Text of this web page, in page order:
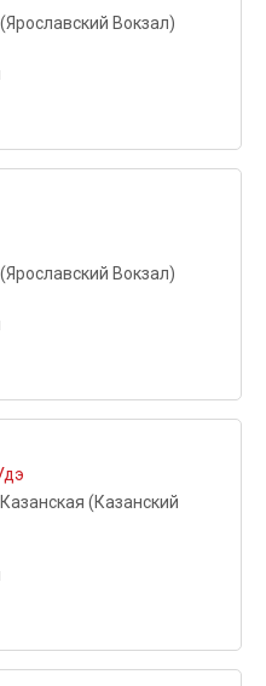
Вокзал)
Вокзал)
(Казанский